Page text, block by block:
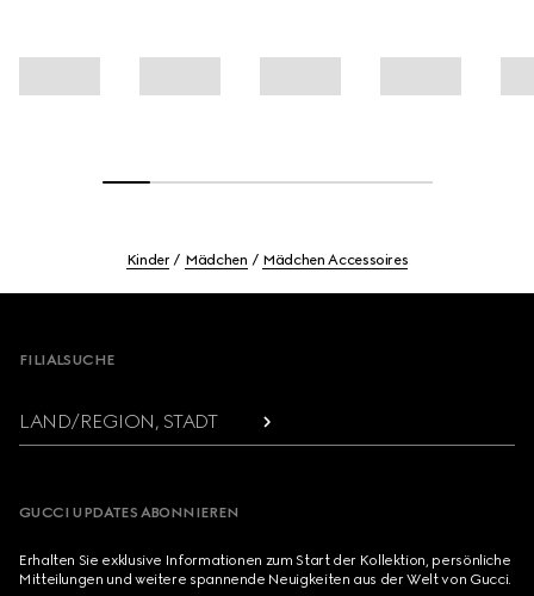
Kinder Mädchen Mädchen Accessoires
FILIALSUCHE
LAND/REGION, STADT
GUCCI UPDATES ABONNIEREN
Erhalten Sie exklusive Informationen zum Start der Kollektion, persönliche
Mitteilungen und weitere spannende Neuigkeiten aus der Welt von Gucci.